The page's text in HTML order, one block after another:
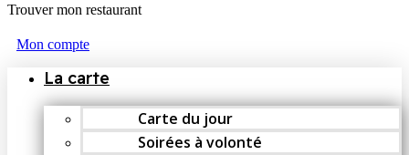
Trouver mon restaurant
Mon compte
La carte
Carte du jour
Soirées à volonté